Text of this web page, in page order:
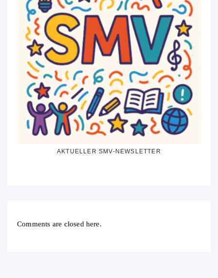
AKTUELLER SMV-NEWSLETTER
Comments are closed here.